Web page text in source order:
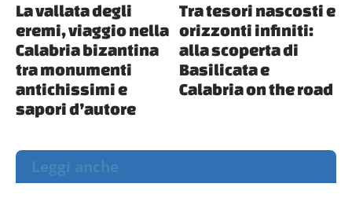
La vallata degli
eremi, viaggio nella
Calabria bizantina
tra monumenti
antichissimi e
sapori d’autore
Tra tesori nascosti e
orizzonti infiniti:
alla scoperta di
Basilicata e
Calabria on the road
Leggi anche